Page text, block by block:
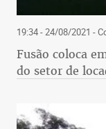
19:34 - 24/08/2021 -
Fusão coloca
do setor de